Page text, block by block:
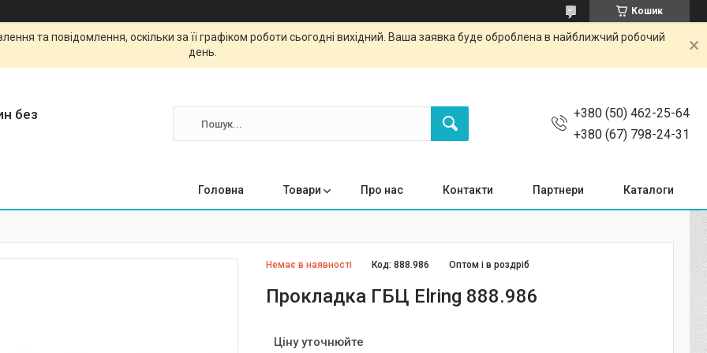
Кошик
та повідомлення, оскільки за її графіком роботи сьогодні вихідний. Ваша заявка буде оброблена в найближчий робочий
день.
без
+380 (50) 462-25-64
+380 (67) 798-24-31
Головна Товари Про нас Контакти Партнери Каталоги
Немає в наявності Оптом і в роздріб
Код:888.986
Прокладка ГБЦ Elring 888.986
Ціну уточнюйте